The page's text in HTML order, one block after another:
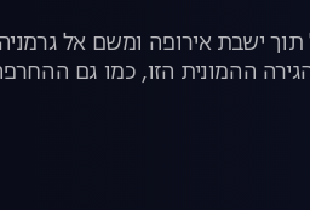
ישבת אירופה ומשם אל
ההמונית הזו, כמו גם